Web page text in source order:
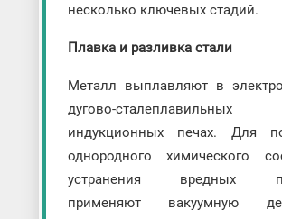
несколько ключевых стадий.
Плавка и разливка стали
Металл выплавляют в
дугово-
индукционных печах. Для
однородного химического
устранения вредных
применяют вакуумную